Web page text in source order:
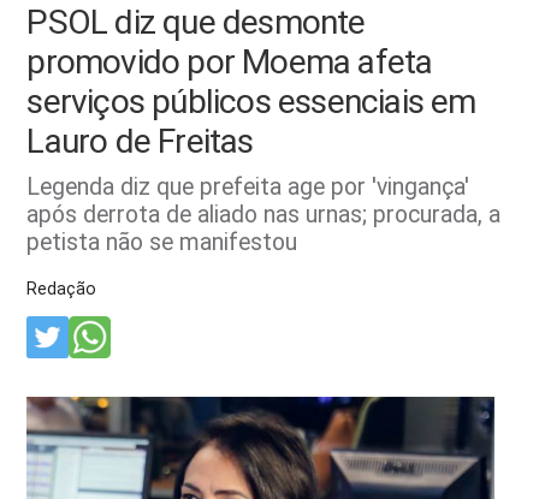
PSOL diz que desmonte
promovido por Moema afeta
serviços públicos essenciais em
Lauro de Freitas
Legenda diz que prefeita age por 'vingança'
após derrota de aliado nas urnas; procurada, a
petista não se manifestou
Redação